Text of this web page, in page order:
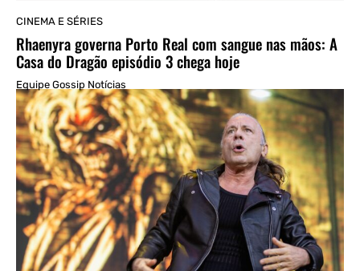
CINEMA E SÉRIES
Rhaenyra governa Porto Real com sangue nas mãos: A
Casa do Dragão episódio 3 chega hoje
Equipe Gossip Notícias